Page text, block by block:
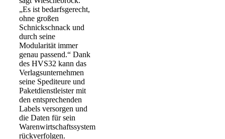
„Es ist bedarfsgerecht,
ohne großen
Schnickschnack und
durch seine
Modularität immer
genau passend.“ Dank
des HVS32 kann das
Verlagsunternehmen
seine Spediteure und
Paketdienstleister mit
den entsprechenden
Labels versorgen und
die Daten für sein
Warenwirtschaftssystem
rückverfolgen.